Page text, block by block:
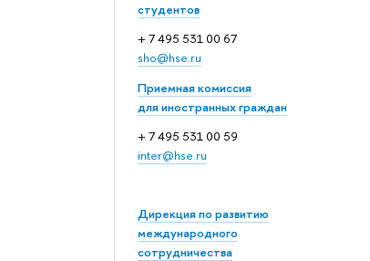
студентов
+ 7 495 531 00 67
sho@hse.ru
Приемная комиссия
для иностранных граждан
+ 7 495 531 00 59
inter@hse.ru
Дирекция по развитию
международного
сотрудничества